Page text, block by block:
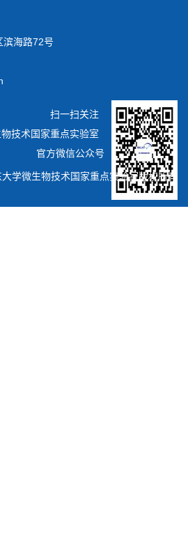
滨海路72号
扫一扫关注
技术国家重点实验室
官方微信公众号
学微生物技术国家重点实验室版权所有